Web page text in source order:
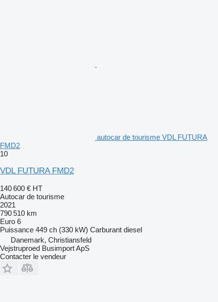
autocar de tourisme VDL FUTURA
FMD2
10
VDL FUTURA FMD2
140 600 € HT
Autocar de tourisme
2021
790 510 km
Euro 6
Puissance 449 ch (330 kW) Carburant diesel
Danemark, Christiansfeld
Vejstruproed Busimport ApS
Contacter le vendeur